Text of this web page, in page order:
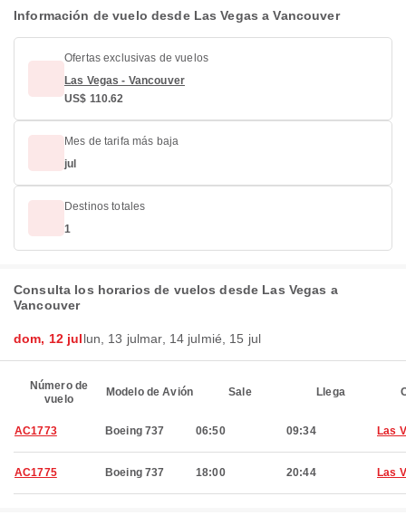
Información de vuelo desde Las Vegas a Vancouver
Ofertas exclusivas de vuelos
Las Vegas - Vancouver
US$ 110.62
Mes de tarifa más baja
jul
Destinos totales
1
Consulta los horarios de vuelos desde Las Vegas a
Vancouver
dom, 12 jullun, 13 julmar, 14 julmié, 15 jul
Número de
vuelo
Modelo de Avión Sale Llega
AC1773 Boeing 737 06:50 09:34 Las
AC1775 Boeing 737 18:00 20:44 Las